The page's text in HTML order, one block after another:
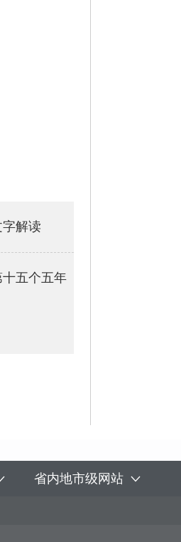
解读
五个五年
省内地市级网站